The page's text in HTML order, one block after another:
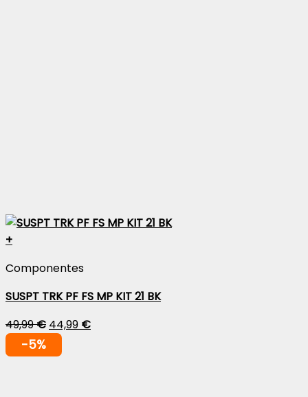
+
Componentes
SUSPT TRK PF FS MP KIT 21 BK
49,99€ 44,99 €
-5%